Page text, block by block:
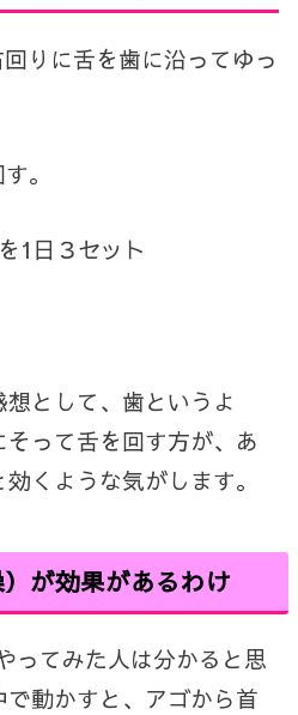
りに舌を歯に沿ってゆっ
。
1日３セット
として、歯というよ
って舌を回す方が、あ
くような気がします。
が効果があるわけ
ってみた人は分かると思
動かすと、アゴから首